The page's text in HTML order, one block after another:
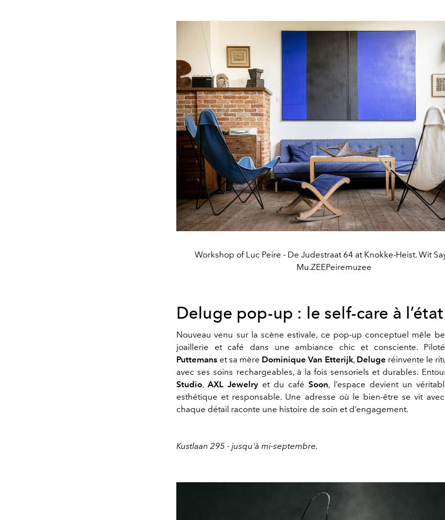
Workshop of Luc Peire - De Judestraat 64 at Knokke-Heist. Wit
Mu.ZEEPeiremuzee
Deluge pop-up : le self-care à
Nouveau venu sur la scène estivale, ce pop-up conceptuel mêle
joaillerie et café dans une ambiance chic et consciente.
Puttemans et sa mère Dominique Van Etterijk, Deluge réinvente le
avec ses soins rechargeables, à la fois sensoriels et durables.
Studio, AXL Jewelry et du café Soon, l’espace devient un
esthétique et responsable. Une adresse où le bien-être se vit
chaque détail raconte une histoire de soin et d’engagement.
Kustlaan 295 - jusqu'à mi-septembre.